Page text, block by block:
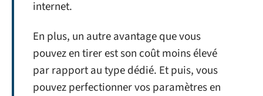
internet.
En plus, un autre avantage que vous
pouvez en tirer est son coût moins élevé
par rapport au type dédié. Et puis, vous
pouvez perfectionner vos paramètres en